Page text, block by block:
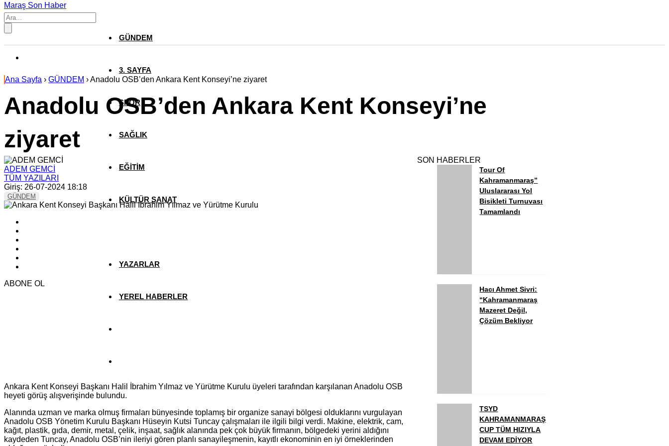
Maraş Son Haber
GÜNDEM
3. SAYFA
SPOR
SAĞLIK
EĞİTİM
KÜLTÜR SANAT
YAZARLAR
YEREL HABERLER
Ana Sayfa › GÜNDEM ›Anadolu OSB’den Ankara Kent Konseyi’ne ziyaret
Anadolu OSB’den Ankara Kent Konseyi’ne
ziyaret
ADEM GEMCİ
TÜM YAZILARI
Giriş: 26-07-2024 18:18
GÜNDEM
ABONE OL
Ankara Kent Konseyi Başkanı Halil İbrahim Yılmaz ve Yürütme Kurulu üyeleri tarafından karşılanan Anadolu OSB
heyeti görüş alışverişinde bulundu.
Alanında uzman ve marka olmuş firmaları bünyesinde toplamış bir organize sanayi bölgesi olduklarını vurgulayan
Anadolu OSB Yönetim Kurulu Başkanı Hüseyin Kutsi Tuncay çalışmaları ile ilgili bilgi verdi. Makine, elektrik, cam,
kağıt, plastik, gıda, demir, metal, çelik, inşaat, sağlık alanında pek çok büyük firmanın, bölgedeki yerini aldığını
kaydeden Tuncay, Anadolu OSB’nin ileriyi gören planlı sanayileşmenin, kayıtlı ekonominin en iyi örneklerinden
SON HABERLER
Tour Of
Kahramanmaraş”
Uluslararası Yol
Bisikleti Turnuvası
Tamamlandı
Hacı Ahmet Sivri:
“Kahramanmaraş
Mazeret Değil,
Çözüm Bekliyor
TSYD
KAHRAMANMARAŞ
CUP TÜM HIZIYLA
DEVAM EDİYOR